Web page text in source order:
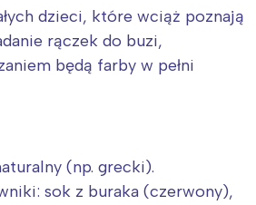
dzieci, które wciąż poznają
rączek do buzi,
będą farby w pełni
(np. grecki).
sok z buraka (czerwony),